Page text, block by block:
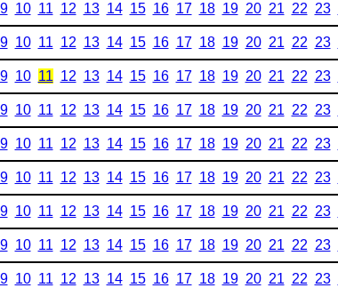
9 10 11 12 13 14 15 16 17 18 19 20 21 22 23
9 10 11 12 13 14 15 16 17 18 19 20 21 22 23
9 10 11 12 13 14 15 16 17 18 19 20 21 22 23
9 10 11 12 13 14 15 16 17 18 19 20 21 22 23
9 10 11 12 13 14 15 16 17 18 19 20 21 22 23
9 10 11 12 13 14 15 16 17 18 19 20 21 22 23
9 10 11 12 13 14 15 16 17 18 19 20 21 22 23
9 10 11 12 13 14 15 16 17 18 19 20 21 22 23
9 10 11 12 13 14 15 16 17 18 19 20 21 22 23